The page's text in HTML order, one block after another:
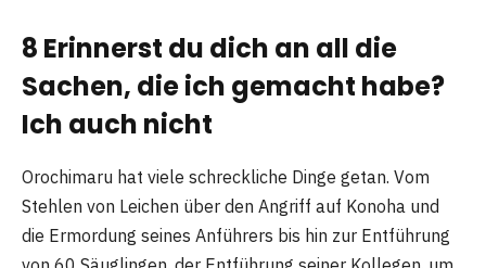
8 Erinnerst du dich an all die
Sachen, die ich gemacht habe?
Ich auch nicht
Orochimaru hat viele schreckliche Dinge getan. Vom
Stehlen von Leichen über den Angriff auf Konoha und
die Ermordung seines Anführers bis hin zur Entführung